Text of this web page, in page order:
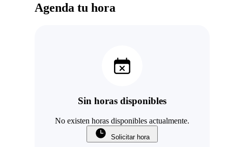
Agenda tu hora
Sin horas disponibles
No existen horas disponibles actualmente.
Solicitar hora